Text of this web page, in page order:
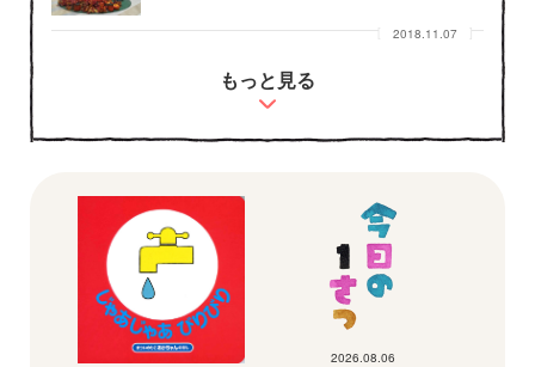
2018.11.07
もっと見る
2026.08.06